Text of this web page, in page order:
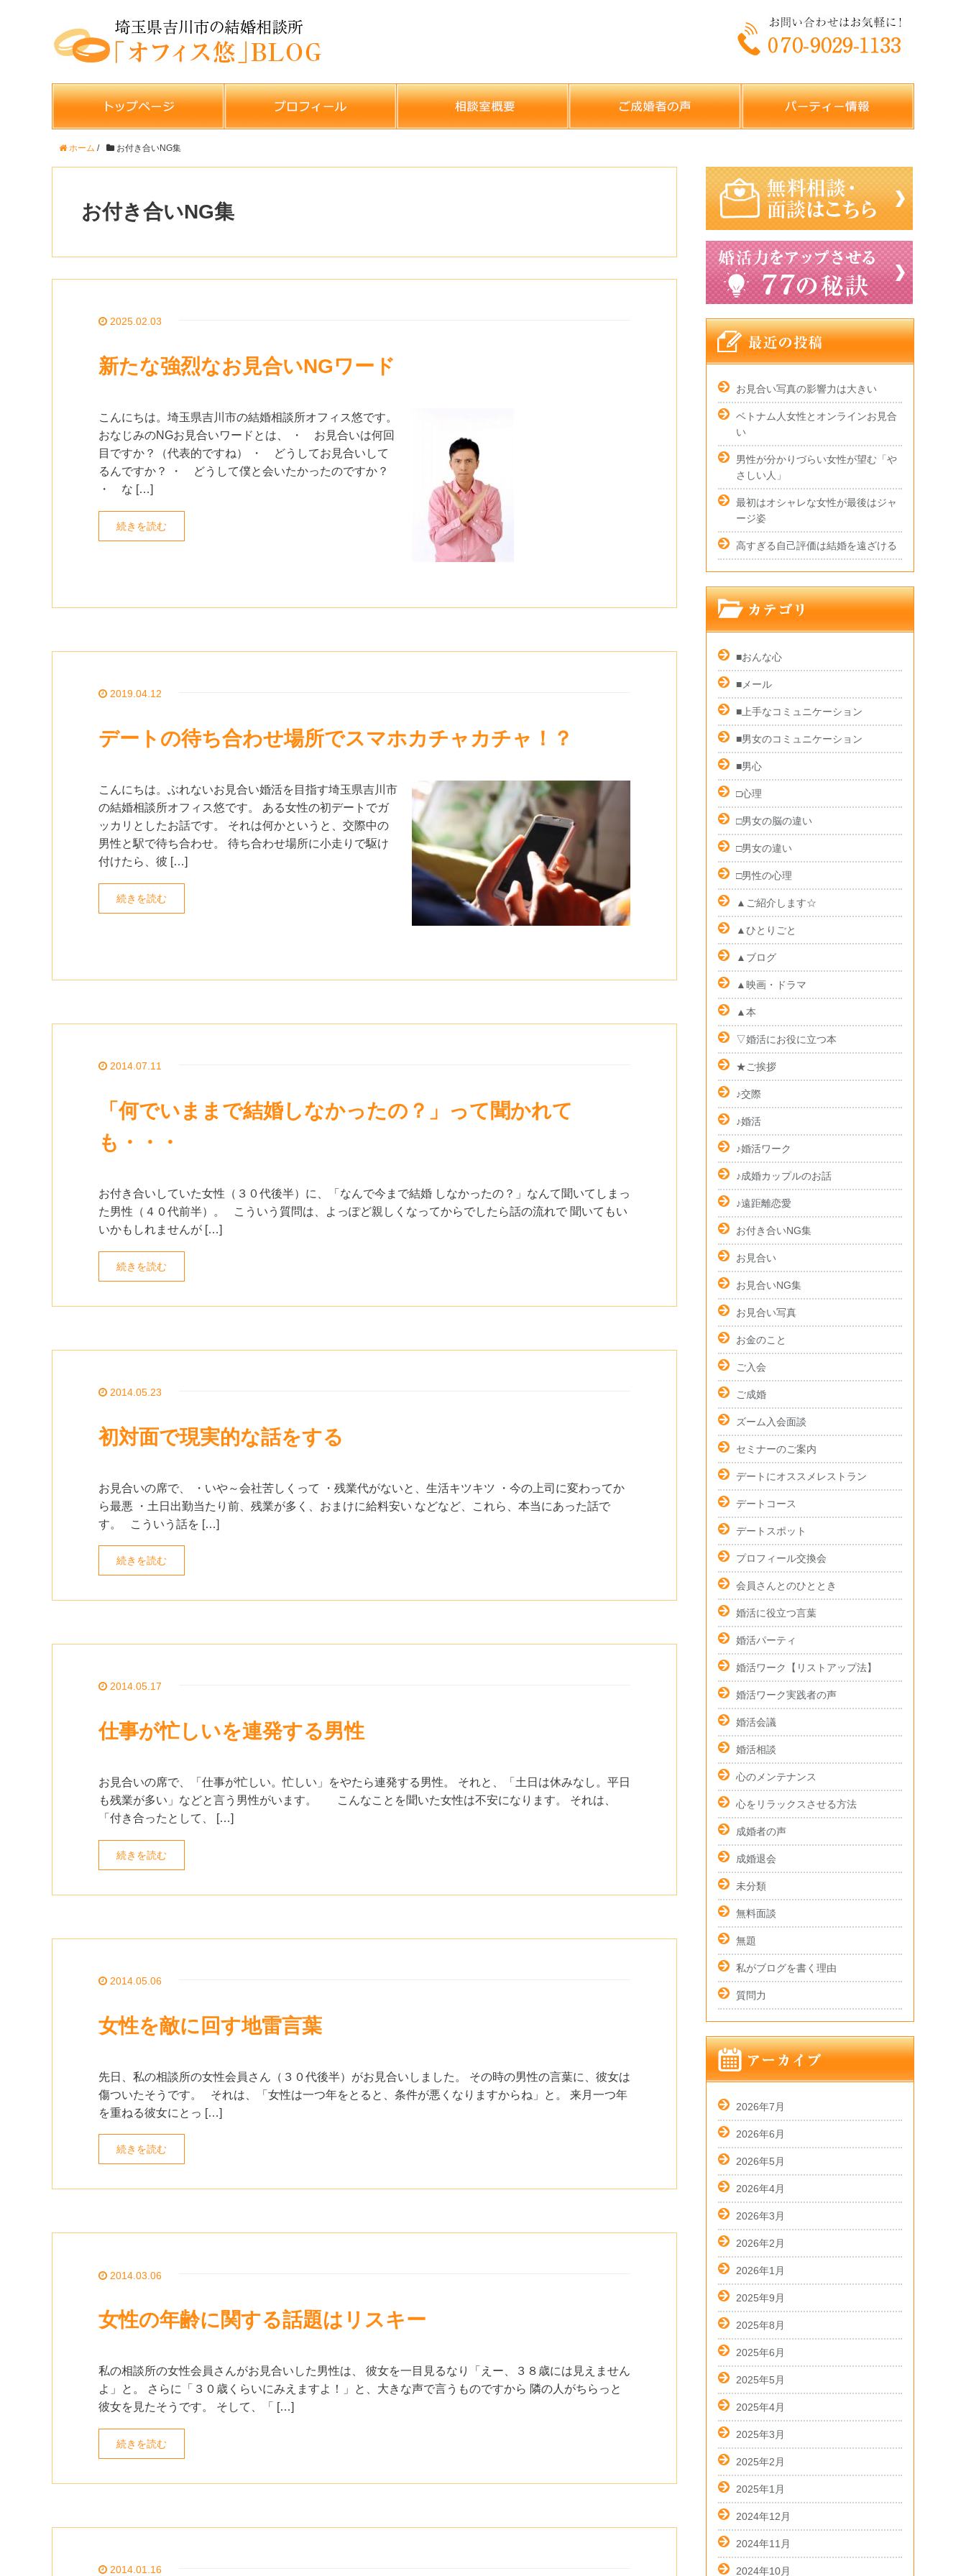
ホーム / お付き合いNG集
お付き合いNG集
2025.02.03
新たな強烈なお見合いNGワード
こんにちは。埼玉県吉川市の結婚相談所オフィス悠です。
おなじみのNGお見合いワードとは、 ・ お見合いは何回
目ですか？（代表的ですね） ・ どうしてお見合いして
るんですか？ ・ どうして僕と会いたかったのですか？
・ な […]
続きを読む
2019.04.12
デートの待ち合わせ場所でスマホカチャカチャ！？
こんにちは。ぶれないお見合い婚活を目指す埼玉県吉川市
の結婚相談所オフィス悠です。 ある女性の初デートでガ
ッカリとしたお話です。 それは何かというと、交際中の
男性と駅で待ち合わせ。 待ち合わせ場所に小走りで駆け
付けたら、彼 […]
続きを読む
2014.07.11
「何でいままで結婚しなかったの？」って聞かれて
も・・・
お付き合いしていた女性（３０代後半）に、「なんで今まで結婚 しなかったの？」なんて聞いてしまっ
た男性（４０代前半）。 こういう質問は、よっぽど親しくなってからでしたら話の流れで 聞いてもい
いかもしれませんが […]
続きを読む
2014.05.23
初対面で現実的な話をする
お見合いの席で、 ・いや～会社苦しくって ・残業代がないと、生活キツキツ ・今の上司に変わってか
ら最悪 ・土日出勤当たり前、残業が多く、おまけに給料安い などなど、これら、本当にあった話で
す。 こういう話を […]
続きを読む
2014.05.17
仕事が忙しいを連発する男性
お見合いの席で、「仕事が忙しい。忙しい」をやたら連発する男性。 それと、「土日は休みなし。平日
も残業が多い」などと言う男性がいます。 こんなことを聞いた女性は不安になります。 それは、
「付き合ったとして、 […]
続きを読む
2014.05.06
女性を敵に回す地雷言葉
先日、私の相談所の女性会員さん（３０代後半）がお見合いしました。 その時の男性の言葉に、彼女は
傷ついたそうです。 それは、「女性は一つ年をとると、条件が悪くなりますからね」と。 来月一つ年
を重ねる彼女にとっ […]
続きを読む
2014.03.06
女性の年齢に関する話題はリスキー
私の相談所の女性会員さんがお見合いした男性は、 彼女を一目見るなり「えー、３８歳には見えません
よ」と。 さらに「３０歳くらいにみえますよ！」と、大きな声で言うものですから 隣の人がちらっと
彼女を見たそうです。 そして、「 […]
続きを読む
2014.01.16
お見合い写真の影響力は大きい
ベトナム人女性とオンラインお見合
い
男性が分かりづらい女性が望む「や
さしい人」
最初はオシャレな女性が最後はジャ
ージ姿
高すぎる自己評価は結婚を遠ざける
■おんな心
■メール
■上手なコミュニケーション
■男女のコミュニケーション
■男心
□心理
□男女の脳の違い
□男女の違い
□男性の心理
▲ご紹介します☆
▲ひとりごと
▲ブログ
▲映画・ドラマ
▲本
▽婚活にお役に立つ本
★ご挨拶
♪交際
♪婚活
♪婚活ワーク
♪成婚カップルのお話
♪遠距離恋愛
お付き合いNG集
お見合い
お見合いNG集
お見合い写真
お金のこと
ご入会
ご成婚
ズーム入会面談
セミナーのご案内
デートにオススメレストラン
デートコース
デートスポット
プロフィール交換会
会員さんとのひととき
婚活に役立つ言葉
婚活パーティ
婚活ワーク【リストアップ法】
婚活ワーク実践者の声
婚活会議
婚活相談
心のメンテナンス
心をリラックスさせる方法
成婚者の声
成婚退会
未分類
無料面談
無題
私がブログを書く理由
質問力
2026年7月
2026年6月
2026年5月
2026年4月
2026年3月
2026年2月
2026年1月
2025年9月
2025年8月
2025年6月
2025年5月
2025年4月
2025年3月
2025年2月
2025年1月
2024年12月
2024年11月
2024年10月